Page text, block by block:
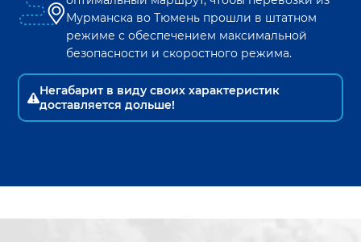
Мурманска воТюмень прошли в штатном
режиме с обеспечением максимальной
безопасности и скоростного режима.
Негабарит в виду своих характеристик
доставляется дольше!